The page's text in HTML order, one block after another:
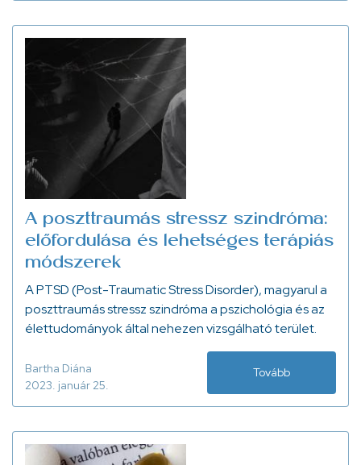
A poszttraumás stressz szindróma:
előfordulása és lehetséges terápiás
módszerek
A PTSD (Post-Traumatic Stress Disorder), magyarul a
poszttraumás stressz szindróma a pszichológia és az
élettudományok által nehezen vizsgálható terület.
Bartha Diána
2023. január 25.
Tovább